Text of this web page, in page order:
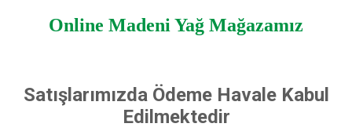
Online Madeni Yağ Mağazamız
Satışlarımızda Ödeme Havale Kabul
Edilmektedir